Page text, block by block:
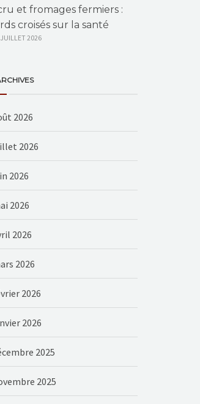
et fromages fermiers :
croisés sur la santé
2026
2026
2026
2026
2026
2026
2026
2026
2026
2025
2025